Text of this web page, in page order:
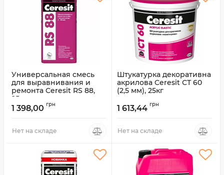
Универсальная смесь
для выравнивания и
ремонта Ceresit RS 88,
25кг
Артикул: 7507650
1 398,00 грн
Нет на складе
Штукатурка декоративна
акрилова Ceresit СТ 60
(2,5 мм), 25кг
1 613,44 грн
Нет на складе